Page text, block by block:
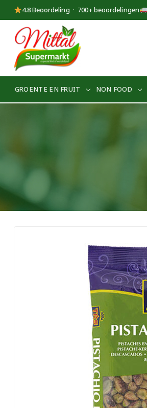
4.8 Beoordeling · 700+ beoordelingen
Supermarkt
Mittal
GROENTE EN FRUIT NON FOOD